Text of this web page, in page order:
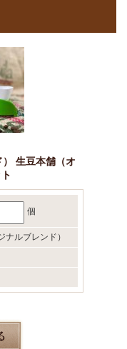
生豆本舗（オ
個
ナルブレンド）